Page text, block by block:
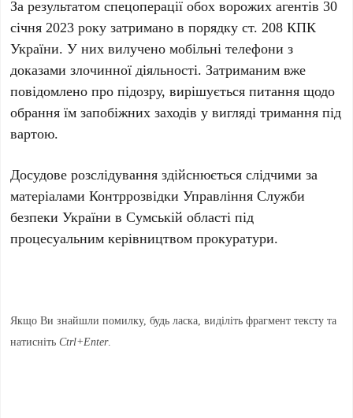
За результатом спецоперації обох ворожих агентів 30
січня 2023 року затримано в порядку ст. 208 КПК
України. У них вилучено мобільні телефони з
доказами злочинної діяльності. Затриманим вже
повідомлено про підозру, вирішується питання щодо
обрання їм запобіжних заходів у вигляді тримання під
вартою.
Досудове розслідування здійснюється слідчими за
матеріалами Контррозвідки Управління Служби
безпеки України в Сумській області під
процесуальним керівництвом прокуратури.
Якщо Ви знайшли помилку, будь ласка, виділіть фрагмент тексту та
натиснітьCtrl+Enter.